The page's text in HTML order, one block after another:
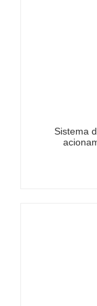
Sistema